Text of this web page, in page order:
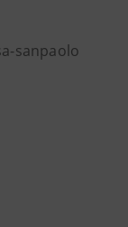
sanpaolo